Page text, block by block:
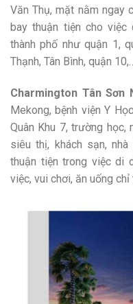
Văn Thụ, mặt nằm ngay
bay thuận tiện cho việc
thành phố như quận 1,
Thạnh, Tân Bình, quận
Charmington Tân Sơn
Mekong, bệnh viện Y
Quân Khu 7, trường học,
siêu thị, khách sạn,
thuận tiện trong việc di
việc, vui chơi, ăn uống chỉ